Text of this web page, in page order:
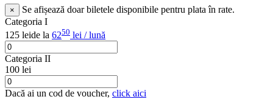
×
Se afișează doar biletele disponibile pentru plata în rate.
Categoria I
125 leide la 6250 lei / lună
Categoria II
100 lei
Dacă ai un cod de voucher, click aici